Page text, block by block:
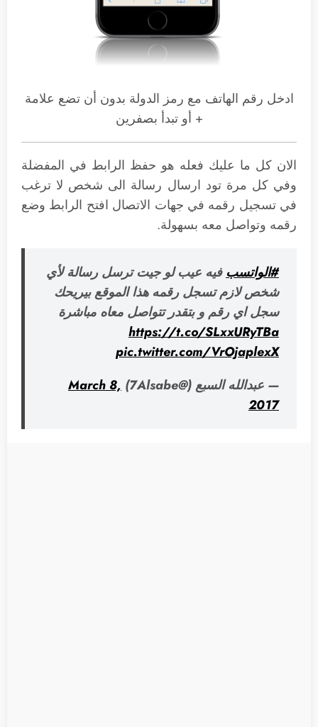
ادخل رقم الهاتف مع رمز الدولة بدون أن تضع علامة
+ أو تبدأ بصفرين
الان كل ما عليك فعله هو حفظ الرابط في المفضلة
وفي كل مرة تود ارسال رسالة الى شخص لا ترغب
في تسجيل رقمه في جهات الاتصال افتح الرابط وضع
رقمه وتواصل معه بسهولة.
#الواتسب فيه عيب لو جيت ترسل رسالة لأي
شخص لازم تسجل رقمه هذا الموقع بيريحك
سجل اي رقم و بتقدر تتواصل معاه مباشرة
https://t.co/SLxxURyTBa
pic.twitter.com/VrOjaplexX
— عبدالله السبع (@7Alsabe)
March 8,
2017